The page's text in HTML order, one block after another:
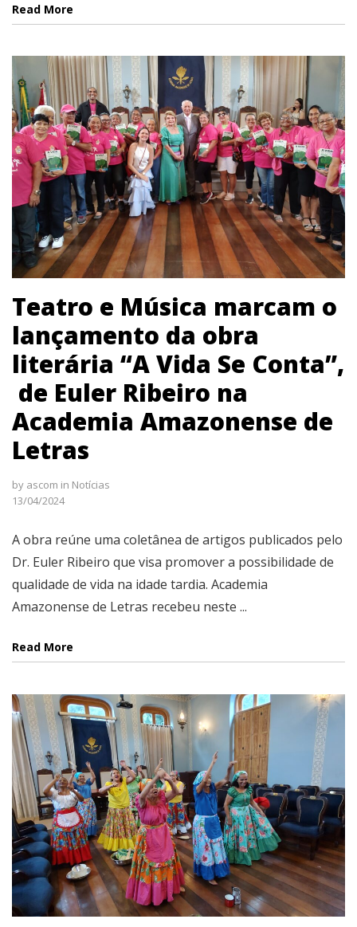
Read More
Teatro e Música marcam o
lançamento da obra
literária “A Vida Se Conta”,
de Euler Ribeiro na
Academia Amazonense de
Letras
by ascom in Notícias
13/04/2024
A obra reúne uma coletânea de artigos publicados pelo
Dr. Euler Ribeiro que visa promover a possibilidade de
qualidade de vida na idade tardia. Academia
Amazonense de Letras recebeu neste ...
Read More